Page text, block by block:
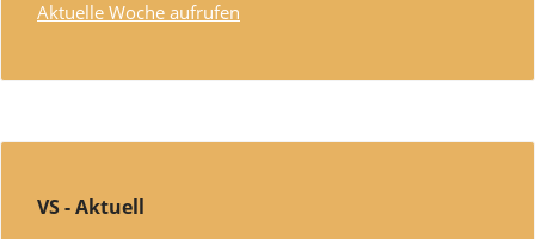
Aktuelle Woche aufrufen
VS - Aktuell